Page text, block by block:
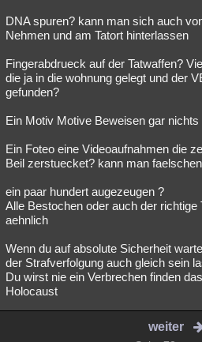
DNA spuren? kann man sich auch
Nehmen und am Tatort hinterlassen
Fingerabdrueck auf der Tatwaffen?
die ja in die wohnung gelegt und der
gefunden?
Ein Motiv Motive Beweisen gar nichts
Ein Foteo eine Videoaufnahmen die
Beil zerstuecket? kann man faelschen
ein paar hundert augezeugen ?
Alle Bestochen oder auch der richtige
aehnlich
Wenn du auf absolute Sicherheit
der Strafverfolgung auch gleich sein
Du wirst nie ein Verbrechen finden
Holocaust
weiter